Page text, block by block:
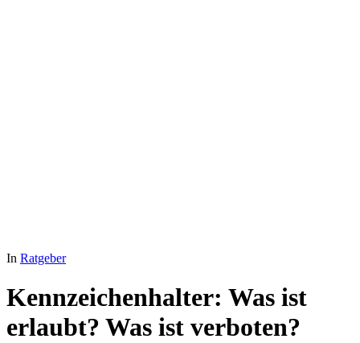
In Ratgeber
Kennzeichenhalter: Was ist
erlaubt? Was ist verboten?